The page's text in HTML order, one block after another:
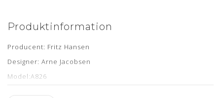
Produktinformation
Producent: Fritz Hansen
Designer: Arne Jacobsen
Model:A826